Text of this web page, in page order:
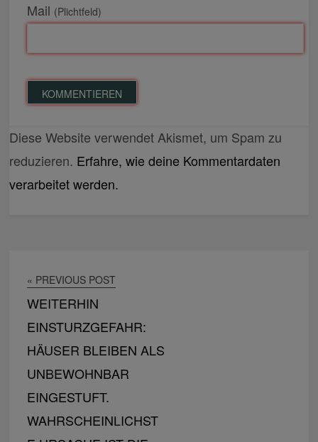
Mail (Plichtfeld)
Diese Website verwendet Akismet, um Spam zu
reduzieren. Erfahre, wie deine Kommentardaten
verarbeitet werden.
« PREVIOUS POST
WEITERHIN
EINSTURZGEFAHR:
HÄUSER BLEIBEN ALS
UNBEWOHNBAR
EINGESTUFT.
WAHRSCHEINLICHST